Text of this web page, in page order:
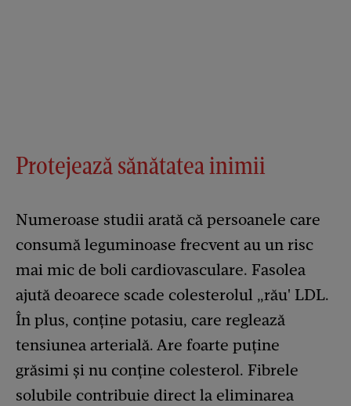
Protejează sănătatea inimii
Numeroase studii arată că persoanele care
consumă leguminoase frecvent au un risc
mai mic de boli cardiovasculare. Fasolea
ajută deoarece scade colesterolul „rău' LDL.
În plus, conține potasiu, care reglează
tensiunea arterială. Are foarte puține
grăsimi și nu conține colesterol. Fibrele
solubile contribuie direct la eliminarea